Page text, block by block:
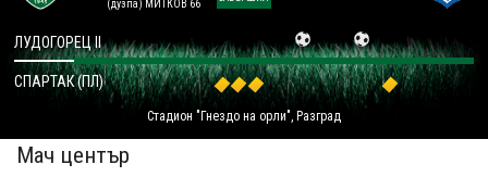
СТАДИОН & БАЗИ
КЛУБ
ЗА ФЕНОВЕ
(дузпа) МИТКОВ 66´
Стадион "Гнездо на орли", Разград
ЛУДОГОРЕЦ II
СПАРТАК (ПЛ)
Мач център